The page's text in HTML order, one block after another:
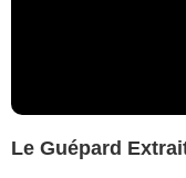
Le Guépard